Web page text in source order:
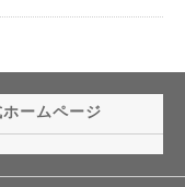
ームページ